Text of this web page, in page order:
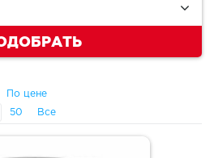
По цене
50 Все